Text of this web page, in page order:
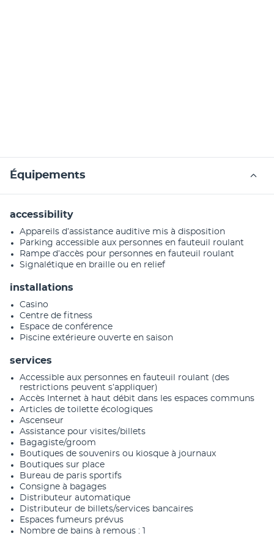
Équipements
accessibility
Appareils d’assistance auditive mis à disposition
Parking accessible aux personnes en fauteuil roulant
Rampe d’accès pour personnes en fauteuil roulant
Signalétique en braille ou en relief
installations
Casino
Centre de fitness
Espace de conférence
Piscine extérieure ouverte en saison
services
Accessible aux personnes en fauteuil roulant (des
restrictions peuvent s’appliquer)
Accès Internet à haut débit dans les espaces communs
Articles de toilette écologiques
Ascenseur
Assistance pour visites/billets
Bagagiste/groom
Boutiques de souvenirs ou kiosque à journaux
Boutiques sur place
Bureau de paris sportifs
Consigne à bagages
Distributeur automatique
Distributeur de billets/services bancaires
Espaces fumeurs prévus
Nombre de bains à remous : 1